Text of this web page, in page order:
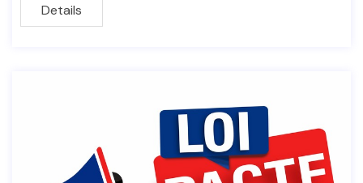
Details